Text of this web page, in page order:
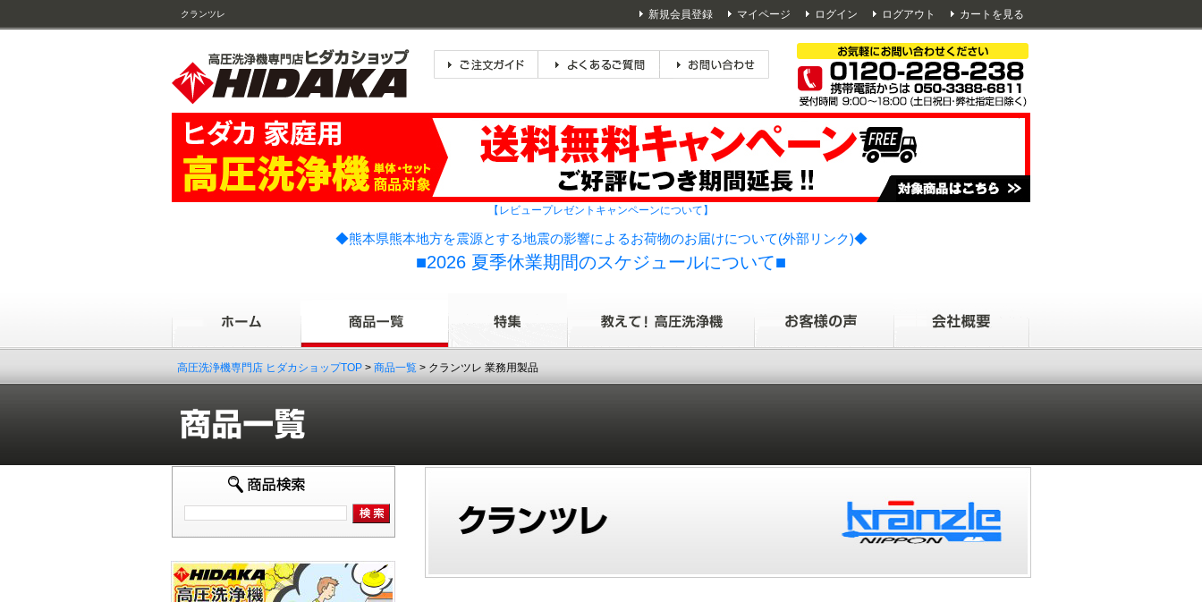
クランツレ 新規会員登録 マイページ ログイン ログアウト カートを見る
【レビュープレゼントキャンペーンについて】
◆熊本県熊本地方を震源とする地震の影響によるお荷物のお届けについて(外部リンク)◆
■2026 夏季休業期間のスケジュールについて■
高圧洗浄機専門店 ヒダカショップTOP > 商品一覧 > クランツレ 業務用製品